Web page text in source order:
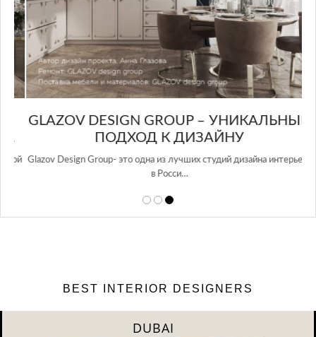
GLAZOV DESIGN GROUP – УНИКАЛЬНЫЙ
ПОДХОД К ДИЗАЙНУ
Glazov Design Group- это одна из лучших студий дизайна интерьера
в Росси…
BEST INTERIOR DESIGNERS
DUBAI